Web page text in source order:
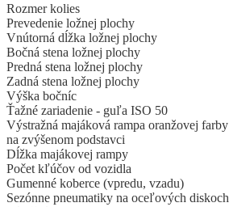
Rozmer kolies
Prevedenie ložnej plochy
Vnútorná dĺžka ložnej plochy
Bočná stena ložnej plochy
Predná stena ložnej plochy
Zadná stena ložnej plochy
Výška bočníc
Ťažné zariadenie - guľa ISO 50
Výstražná majáková rampa oranžovej farby
na zvýšenom podstavci
Dĺžka majákovej rampy
Počet kľúčov od vozidla
Gumenné koberce (vpredu, vzadu)
Sezónne pneumatiky na oceľových diskoch